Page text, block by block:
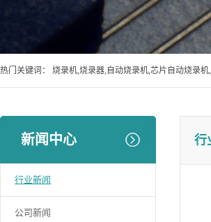
热门关键词： 烧录机,烧录器,自动烧录机,芯片自动烧录
新闻中心
行业新闻
公司新闻
行